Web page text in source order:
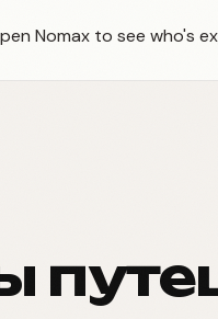
Nomax to see who's